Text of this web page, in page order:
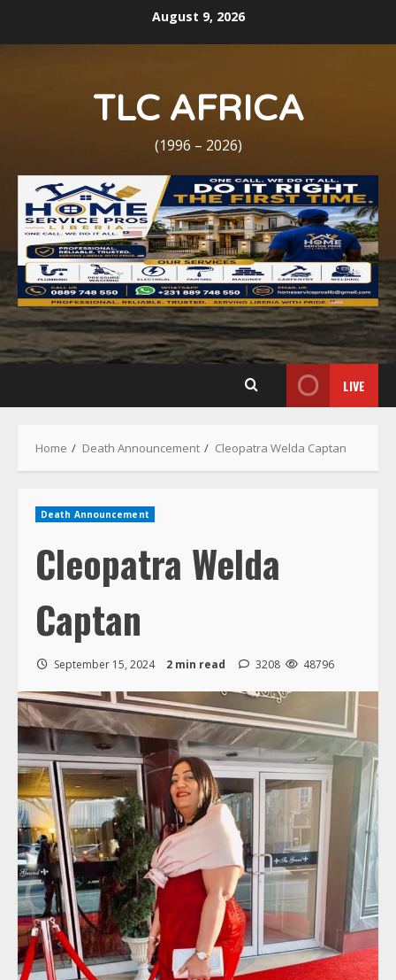
August 9, 2026
TLC AFRICA
(1996 – 2026)
LIVE
Home Death Announcement Cleopatra Welda Captan
Death Announcement
Cleopatra Welda
Captan
September 15, 2024 2 min read 3208 48796